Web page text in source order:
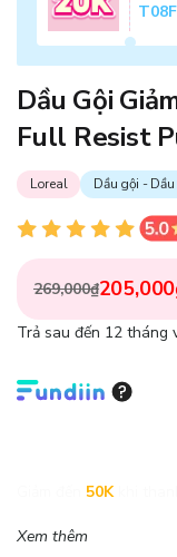
Dầu Gội
Full Resist
Loreal Dầu gội - Dầu
269,000₫
Trả sau đến 12 tháng
50K
Xem thêm